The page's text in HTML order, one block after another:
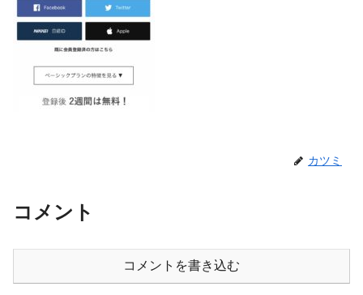
カツミ
コメント
コメントを書き込む